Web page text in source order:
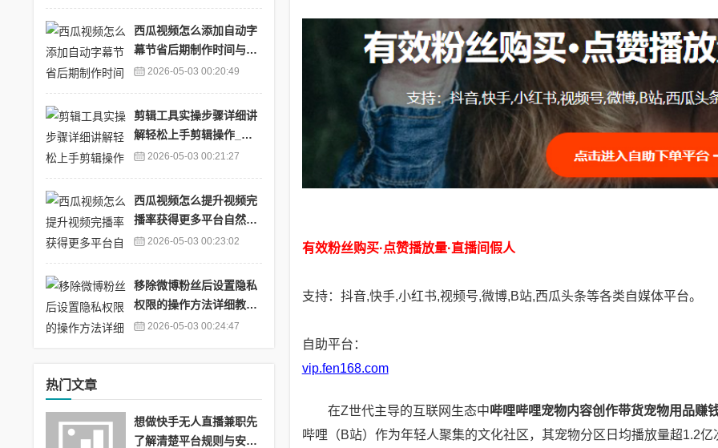
西瓜视频怎么添加自动字
幕节省后期制作时间与精
力_西瓜视频说话字幕怎
2026-05-03 00:20:49
剪辑工具实操步骤详细讲
解轻松上手剪辑操作_剪
辑工具怎么用
2026-05-03 00:21:27
西瓜视频怎么提升视频完
播率获得更多平台自然推
荐_西瓜视频怎么突破上
2026-05-03 00:23:02
移除微博粉丝后设置隐私
权限的操作方法详细教学
_微博的移除粉丝功能
2026-05-03 00:24:47
热门文章
想做快手无人直播兼职先
了解清楚平台规则与安全
有效粉丝购买·点赞播放量·直播间假人
支持：抖音,快手,小红书,视频号,微博,B站,西瓜头条等各类自媒体平台。
自助平台：
vip.fen168.com
在Z世代主导的互联网生态中哔哩哔哩宠物内容创作带货宠物用品赚
哔哩（B站）作为年轻人聚集的文化社区，其宠物分区日均播放量超1.2